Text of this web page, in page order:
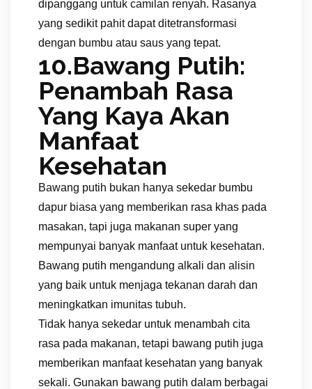
dipanggang untuk camilan renyah. Rasanya
yang sedikit pahit dapat ditetransformasi
dengan bumbu atau saus yang tepat.
10.Bawang Putih:
Penambah Rasa
Yang Kaya Akan
Manfaat
Kesehatan
Bawang putih bukan hanya sekedar bumbu
dapur biasa yang memberikan rasa khas pada
masakan, tapi juga makanan super yang
mempunyai banyak manfaat untuk kesehatan.
Bawang putih mengandung alkali dan alisin
yang baik untuk menjaga tekanan darah dan
meningkatkan imunitas tubuh.
Tidak hanya sekedar untuk menambah cita
rasa pada makanan, tetapi bawang putih juga
memberikan manfaat kesehatan yang banyak
sekali. Gunakan bawang putih dalam berbagai